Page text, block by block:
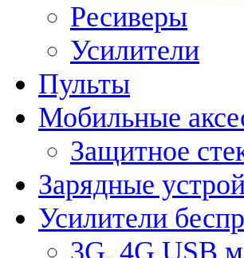
Ресиверы
Усилители
Пульты
Мобильные
Защитное
Зарядные
Усилители
3G, 4G USB